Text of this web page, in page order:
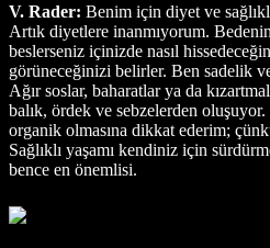
V. Rader: Benim için diyet ve
Artık diyetlere inanmıyorum.
beslerseniz içinizde nasıl
görüneceğinizi belirler. Ben sadelik
Ağır soslar, baharatlar ya da
balık, ördek ve sebzelerden
organik olmasına dikkat ederim;
Sağlıklı yaşamı kendiniz için
bence en önemlisi.